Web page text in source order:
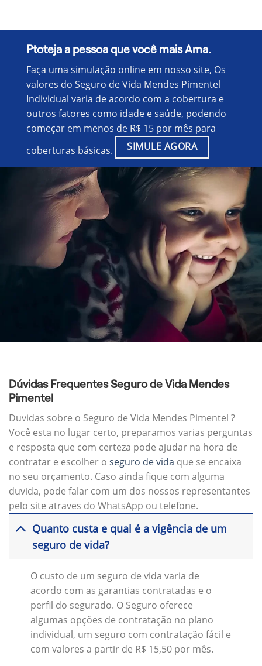
Ptoteja a pessoa que você mais Ama.
Faça uma simulação online em nosso site, Os
valores do Seguro de Vida Mendes Pimentel
Individual varia de acordo com a cobertura e
outros fatores como idade e saúde, podendo
começar em menos de R$ 15 por mês para
coberturas básicas.
SIMULE AGORA
Dúvidas Frequentes Seguro de Vida Mendes
Pimentel
Duvidas sobre o Seguro de Vida Mendes Pimentel ?
Você esta no lugar certo, preparamos varias perguntas
e resposta que com certeza pode ajudar na hora de
contratar e escolher o seguro de vida que se encaixa
no seu orçamento. Caso ainda fique com alguma
duvida, pode falar com um dos nossos representantes
pelo site atraves do WhatsApp ou telefone.
Quanto custa e qual é a vigência de um
seguro de vida?
O custo de um seguro de vida varia de
acordo com as garantias contratadas e o
perfil do segurado. O Seguro oferece
algumas opções de contratação no plano
individual, um seguro com contratação fácil e
com valores a partir de R$ 15,50 por mês.